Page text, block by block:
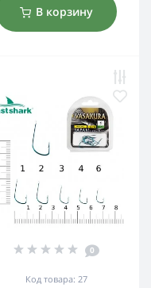
В корзину
0
Код товара: 27